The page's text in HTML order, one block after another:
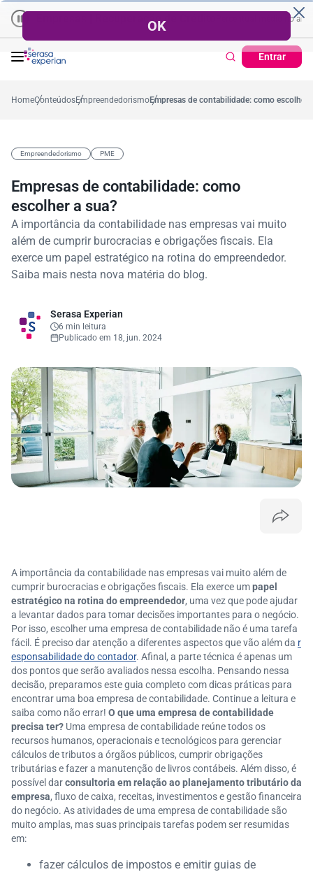
Empresas | Recuperação de Crédito Percentual médio no ano
Entrar
ano Cartão de Crédito | Cadastro
HomeConteúdosEmpreendedorismoEmpresas de contabilidade: como escolher
Empreendedorismo PME
Empresas de contabilidade: como
escolher a sua?
A importância da contabilidade nas empresas vai muito
além de cumprir burocracias e obrigações fiscais. Ela
exerce um papel estratégico na rotina do empreendedor.
Saiba mais nesta nova matéria do blog.
Serasa Experian
6 min leitura
Publicado em 18, jun. 2024
A importância da contabilidade nas empresas vai muito além de
cumprir burocracias e obrigações fiscais. Ela exerce umpapel
estratégico na rotina do empreendedor, uma vez que pode ajudar
a levantar dados para tomar decisões importantes para o negócio.
Por isso, escolher uma empresa de contabilidade não é uma tarefa
fácil. É preciso dar atenção a diferentes aspectos que vão além da r
esponsabilidade do contador. Afinal, a parte técnica é apenas um
dos pontos que serão avaliados nessa escolha. Pensando nessa
decisão, preparamos este guia completo com dicas práticas para
encontrar uma boa empresa de contabilidade. Continue a leitura e
saiba como não errar! O que uma empresa de contabilidade
precisa ter? Uma empresa de contabilidade reúne todos os
recursos humanos, operacionais e tecnológicos para gerenciar
cálculos de tributos a órgãos públicos, cumprir obrigações
tributárias e fazer a manutenção de livros contábeis. Além disso, é
possível darconsultoria em relação ao planejamento tributário da
empresa, fluxo de caixa, receitas, investimentos e gestão financeira
do negócio. As atividades de uma empresa de contabilidade são
muito amplas, mas suas principais tarefas podem ser resumidas
em:
fazer cálculos de impostos e emitir guias de